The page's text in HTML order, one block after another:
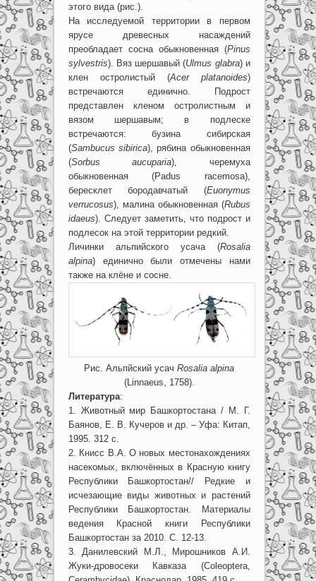
этого вида (рис.).
На исследуемой территории в первом
ярусе древесных насаждений
преобладает сосна обыкновенная (Pinus
sylvestris). Вяз шершавый (Ulmus glabra) и
клен остролистый (Acer platanoides)
встречаются единично. Подрост
представлен кленом остролистным и
вязом шершавым; в подлеске
встречаются: бузина сибирская
(Sambucus sibirica), рябина обыкновенная
(Sorbus aucuparia), черемуха
обыкновенная (Padus racemosa),
бересклет бородавчатый (Euonymus
verrucosus), малина обыкновенная (Rubus
idaeus). Следует заметить, что подрост и
подлесок на этой территории редкий.
Личинки альпийского усача (Rosalia
alpina) единично были отмечены нами
также на клёне и сосне.
Рис. Альпйский усачRosalia alpina
(Linnaeus, 1758).
Литература:
1. Животный мир Башкортостана / М. Г.
Баянов, Е. В. Кучеров и др. – Уфа: Китап,
1995. 312 с.
2. Книсс В.А. О новых местонахождениях
насекомых, включённых в Красную книгу
Республики Башкортостан// Редкие и
исчезающие виды животных и растений
Республики Башкортостан. Материалы
ведения Красной книги Республики
Башкортостан за 2010. С. 12-13.
3. Данилевский М.Л., Мирошников А.И.
Жуки-дровосеки Кавказа (Coleoptera,